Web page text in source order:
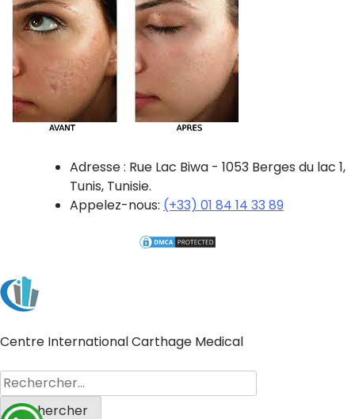
Adresse : Rue Lac Biwa - 1053 Berges du lac 1,
Tunis, Tunisie.
Appelez-nous: (+33) 01 84 14 33 89
Centre International Carthage Medical